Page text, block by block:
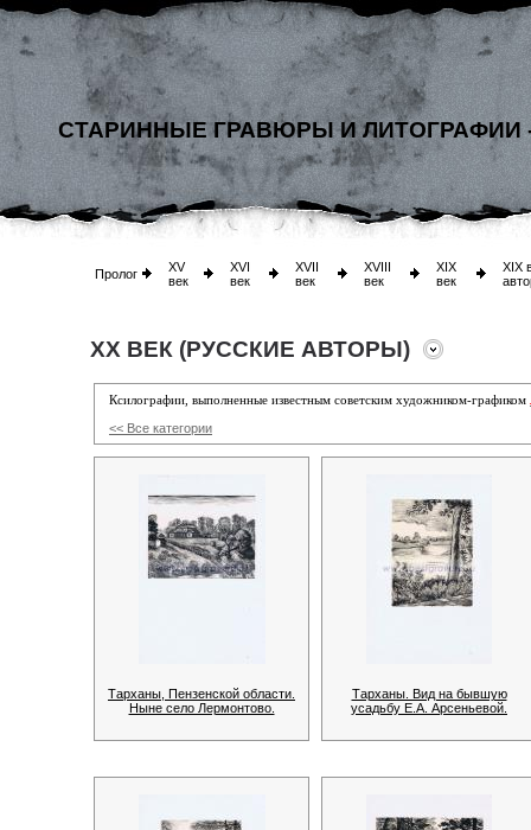
СТАРИННЫЕ ГРАВЮРЫ И ЛИТОГРАФИИ
Пролог
XV
век
XVI
век
XVII
век
XVIII
век
XIX
век
XIX
XX ВЕК (РУССКИЕ АВТОРЫ)
Ксилографии, выполненные известным советским художником-графиком
<< Все категории
Тарханы, Пензенской области.
Ныне село Лермонтово.
Тарханы. Вид на бывшую
усадьбу Е.А. Арсеньевой.